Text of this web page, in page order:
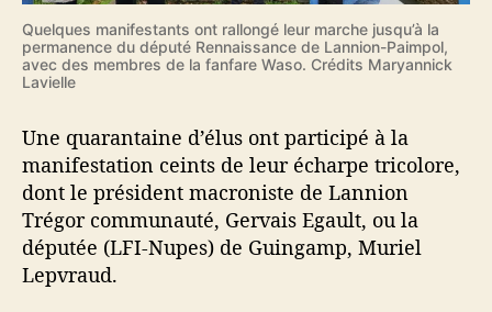
Quelques manifestants ont rallongé leur marche jusqu’à la
permanence du député Rennaissance de Lannion-Paimpol,
avec des membres de la fanfare Waso. Crédits Maryannick
Lavielle
Une quarantaine d’élus ont participé à la
manifestation ceints de leur écharpe tricolore,
dont le président macroniste de Lannion
Trégor communauté, Gervais Egault, ou la
députée (LFI-Nupes) de Guingamp, Muriel
Lepvraud.